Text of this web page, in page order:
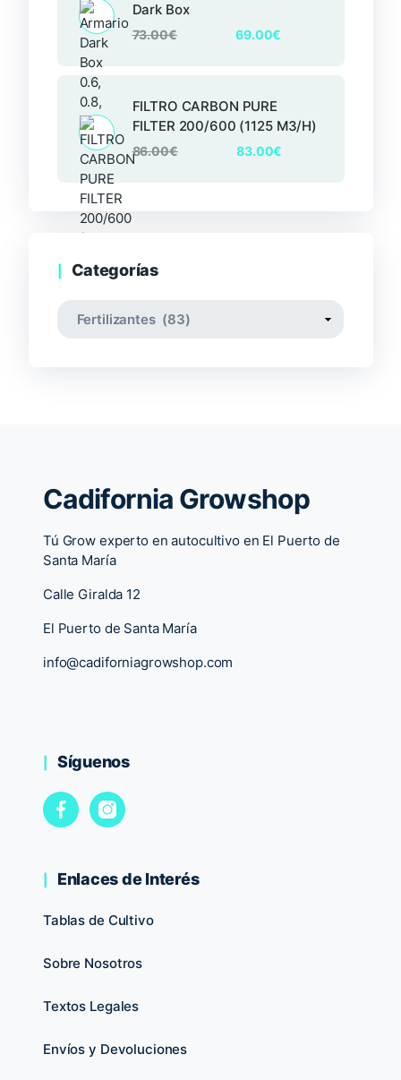
Dark Box
73.00€ 69.00€
FILTRO CARBON PURE
FILTER 200/600 (1125 M3/H)
86.00€ 83.00€
Categorías
Cadifornia Growshop
Tú Grow experto en autocultivo en El Puerto de
Santa María
Calle Giralda 12
El Puerto de Santa María
info@cadiforniagrowshop.com
Síguenos
Enlaces de Interés
Tablas de Cultivo
Sobre Nosotros
Textos Legales
Envíos y Devoluciones